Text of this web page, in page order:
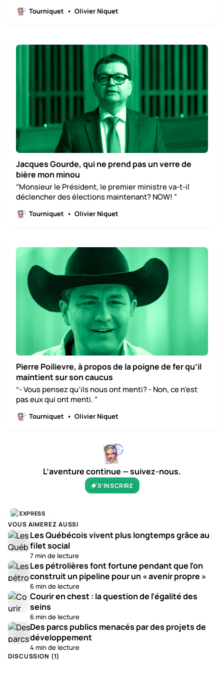
Tourniquet Olivier Niquet
Jacques Gourde, qui ne prend pas un verre de
bière mon minou
“Monsieur le Président, le premier ministre va-t-il
déclencher des élections maintenant? NOW! ”
Tourniquet Olivier Niquet
Pierre Poilievre, à propos de la poigne de fer qu’il
maintient sur son caucus
″- Vous pensez qu’ils nous ont menti? - Non, ce n’est
pas eux qui ont menti. ”
Tourniquet Olivier Niquet
L’aventure continue — suivez-nous.
S’INSCRIRE
EXPRESS
VOUS AIMEREZ AUSSI
Les Québécois vivent plus longtemps grâce au
filet social
7 min de lecture
Les pétrolières font fortune pendant que l'on
construit un pipeline pour un « avenir propre »
6 min de lecture
Courir en chest : la question de l'égalité des
seins
6 min de lecture
Des parcs publics menacés par des projets de
développement
4 min de lecture
DISCUSSION (1)